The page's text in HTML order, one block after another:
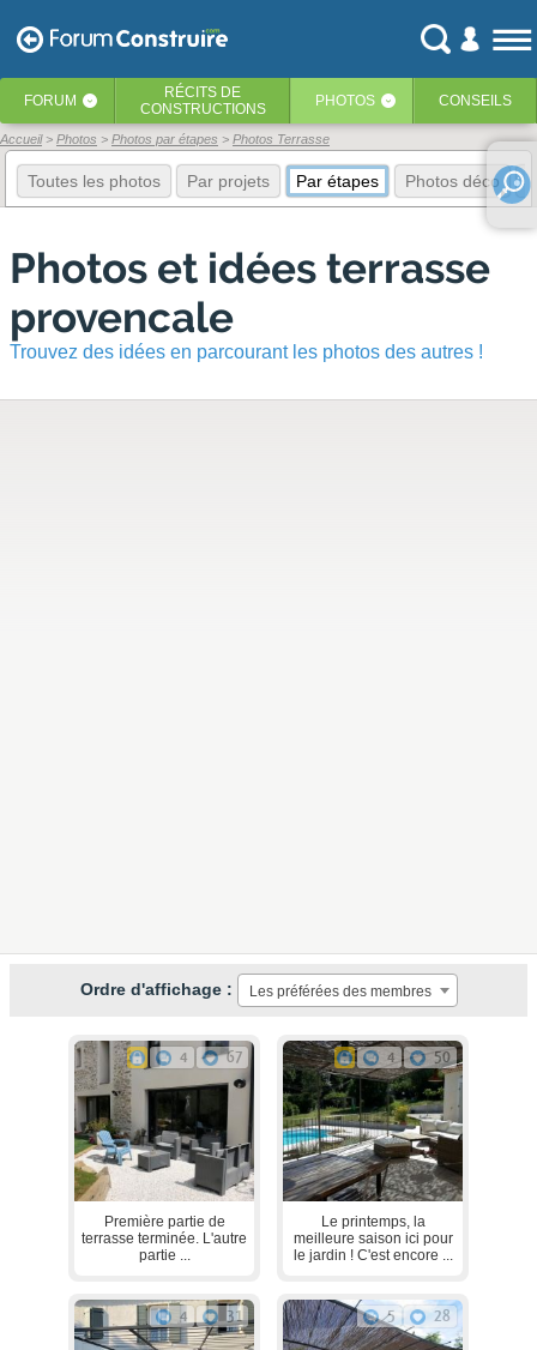
FORUM ‹ RÉCITS DE
CONSTRUCTIONS
PHOTOS ‹ CONSEILS
Accueil Photos Photos par étapes Photos Terrasse
Toutes les photos Par projets Par étapes Photos déco
Photos et idées terrasse
provencale
Trouvez des idées en parcourant les photos des autres !
Ordre d'affichage : Les préférées des membres
4 67
Première partie de
terrasse terminée. L'autre
partie ...
4 50
Le printemps, la
meilleure saison ici pour
le jardin ! C'est encore ...
4 31 5 28